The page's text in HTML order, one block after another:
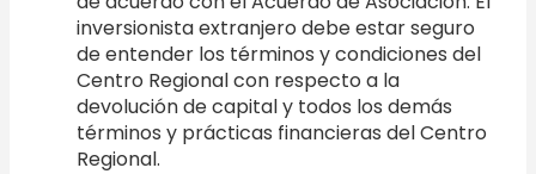
inversionista extranjero debe estar seguro
de entender los términos y condiciones del
Centro Regional con respecto a la
devolución de capital y todos los demás
términos y prácticas financieras del Centro
Regional.